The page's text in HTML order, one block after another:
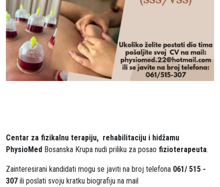
Centar za fizikalnu terapiju, rehabilitaciju i hidžamu
PhysioMed Bosanska Krupa nudi priliku za posao fizioterapeuta.
Zainteresirani kandidati mogu se javiti na broj telefona 061/ 515 -
307 ili poslati svoju kratku biografiju na mail